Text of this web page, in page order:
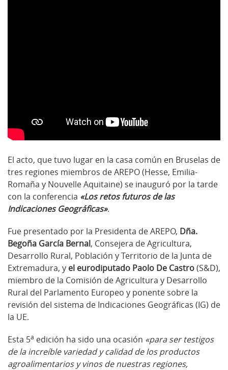
El acto, que tuvo lugar en la casa común en Bruselas de
tres regiones miembros de AREPO (Hesse, Emilia-
Romaña y Nouvelle Aquitaine) se inauguró por la tarde
con la conferencia «Los retos futuros de las
Indicaciones Geográficas».
Fue presentado por la Presidenta de AREPO, Dña.
Begoña García Bernal, Consejera de Agricultura,
Desarrollo Rural, Población y Territorio de la Junta de
Extremadura, y el eurodiputado Paolo De Castro(S&D),
miembro de la Comisión de Agricultura y Desarrollo
Rural del Parlamento Europeo y ponente sobre la
revisión del sistema de Indicaciones Geográficas (IG) de
la UE.
Esta 5a edición ha sido una ocasión «para ser testigos
de la increíble variedad y calidad de los productos
agroalimentarios y vinos de nuestras regiones,